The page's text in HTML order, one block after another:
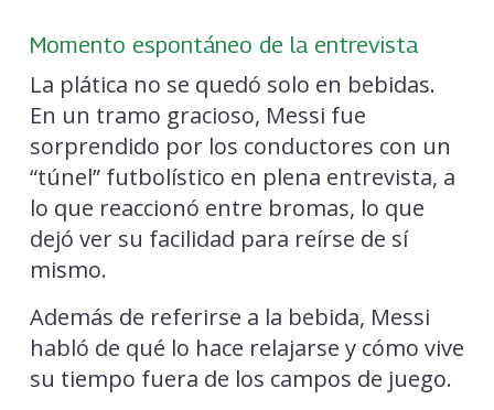
Momento espontáneo de la entrevista
La plática no se quedó solo en bebidas.
En un tramo gracioso, Messi fue
sorprendido por los conductores con un
“túnel” futbolístico en plena entrevista, a
lo que reaccionó entre bromas, lo que
dejó ver su facilidad para reírse de sí
mismo.
Además de referirse a la bebida, Messi
habló de qué lo hace relajarse y cómo vive
su tiempo fuera de los campos de juego.